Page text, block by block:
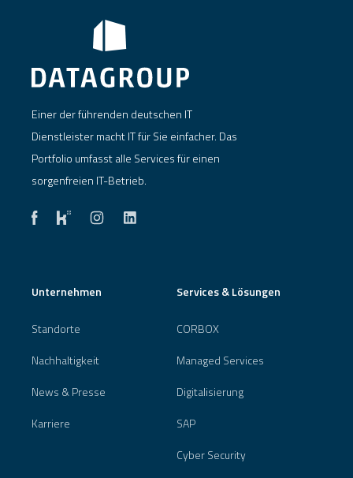
Einer der führenden deutschen IT
Dienstleister macht IT für Sie einfacher. Das
Portfolio umfasst alle Services für einen
sorgenfreien IT-Betrieb.
Unternehmen
Standorte
Nachhaltigkeit
News & Presse
Karriere
Services & Lösungen
CORBOX
Managed Services
Digitalisierung
SAP
Cyber Security